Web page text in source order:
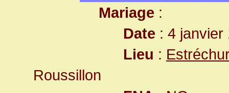
Mariage :
Date : 4 janvier
Lieu :
Roussillon